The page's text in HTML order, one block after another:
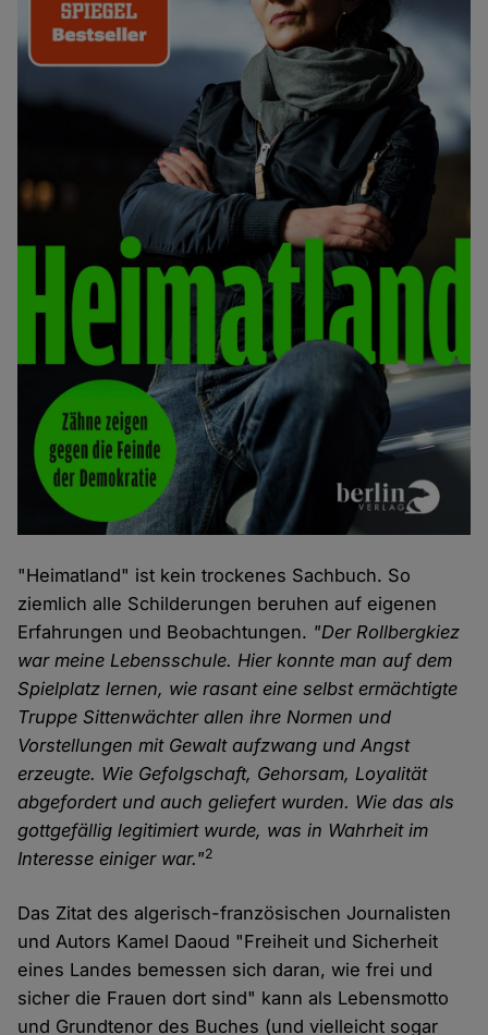
"Heimatland" ist kein trockenes Sachbuch. So
ziemlich alle Schilderungen beruhen auf eigenen
Erfahrungen und Beobachtungen. "Der Rollbergkiez
war meine Lebensschule. Hier konnte man auf dem
Spielplatz lernen, wie rasant eine selbst ermächtigte
Truppe Sittenwächter allen ihre Normen und
Vorstellungen mit Gewalt aufzwang und Angst
erzeugte. Wie Gefolgschaft, Gehorsam, Loyalität
abgefordert und auch geliefert wurden. Wie das als
gottgefällig legitimiert wurde, was in Wahrheit im
Interesse einiger war."2
Das Zitat des algerisch-französischen Journalisten
und Autors Kamel Daoud "Freiheit und Sicherheit
eines Landes bemessen sich daran, wie frei und
sicher die Frauen dort sind" kann als Lebensmotto
und Grundtenor des Buches (und vielleicht sogar